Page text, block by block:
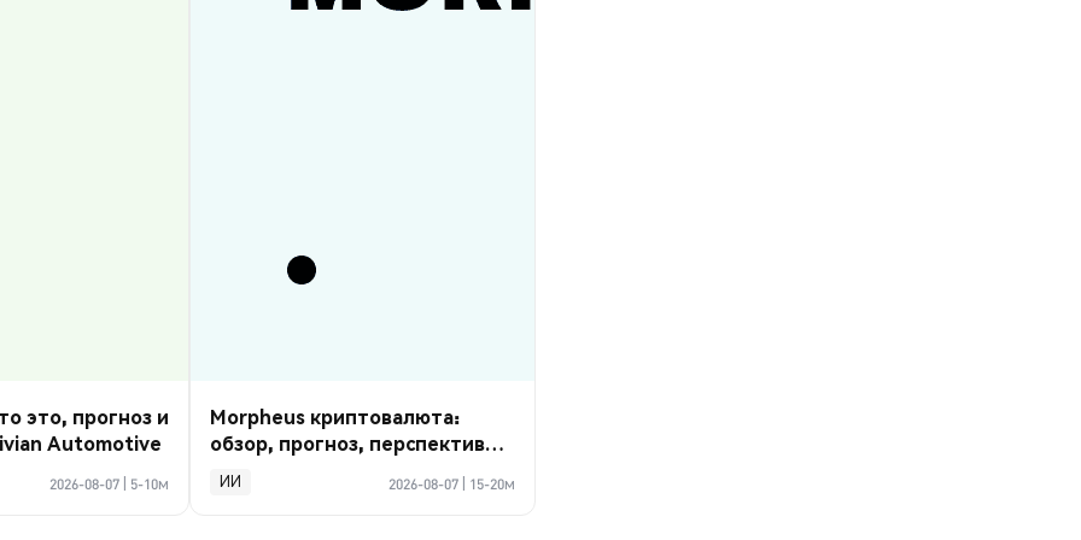
это, прогноз и
Automotive
2026-08-07 5-10м
Morpheus криптовалюта:
обзор, прогноз, перспективы
2026
ИИ 2026-08-07 15-20м